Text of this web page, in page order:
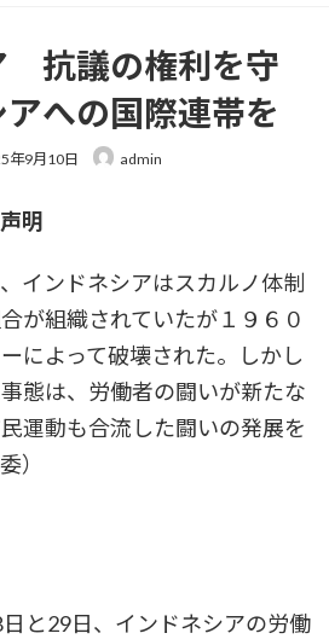
抗議の権利を守
への国際連帯を
年9月10日 admin
明
インドネシアはスカルノ体制
が組織されていたが１９６０
によって破壊された。しかし
態は、労働者の闘いが新たな
運動も合流した闘いの発展を
）
と29日、インドネシアの労働